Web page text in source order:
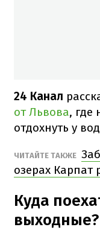
24 Канал
от Львова, где
отдохнуть у
ЧИТАЙТЕ ТАКЖЕ
озерах Карпат
Куда
выходные?